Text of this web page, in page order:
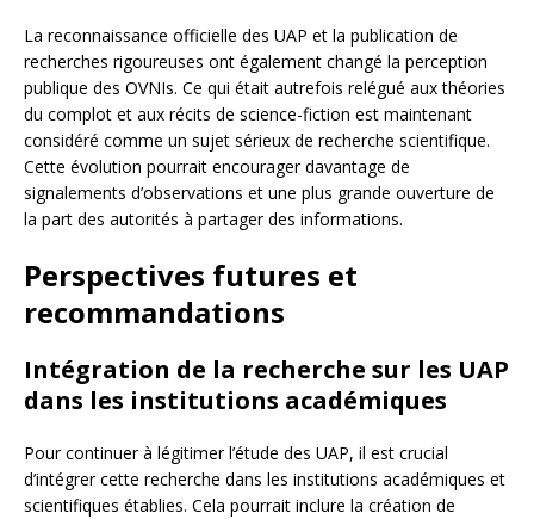
La reconnaissance officielle des UAP et la publication de
recherches rigoureuses ont également changé la perception
publique des OVNIs. Ce qui était autrefois relégué aux théories
du complot et aux récits de science-fiction est maintenant
considéré comme un sujet sérieux de recherche scientifique.
Cette évolution pourrait encourager davantage de
signalements d’observations et une plus grande ouverture de
la part des autorités à partager des informations.
Perspectives futures et
recommandations
Intégration de la recherche sur les UAP
dans les institutions académiques
Pour continuer à légitimer l’étude des UAP, il est crucial
d’intégrer cette recherche dans les institutions académiques et
scientifiques établies. Cela pourrait inclure la création de